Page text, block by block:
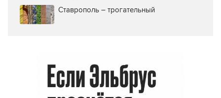
Ставрополь – трогательный